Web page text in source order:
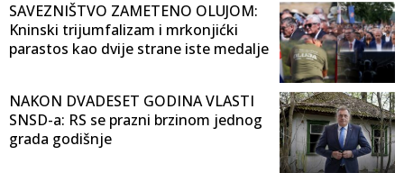
SAVEZNIŠTVO ZAMETENO OLUJOM:
Kninski trijumfalizam i mrkonjićki
parastos kao dvije strane iste medalje
NAKON DVADESET GODINA VLASTI
SNSD-a: RS se prazni brzinom jednog
grada godišnje